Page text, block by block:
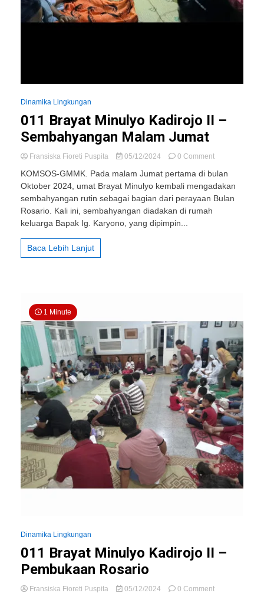
Dinamika Lingkungan
011 Brayat Minulyo Kadirojo II –
Sembahyangan Malam Jumat
Fransiska Fioreti Puspita 05/12/2024 0 Commenton
Brayat
Minulyo
Kadirojo
KOMSOS-GMMK. Pada malam Jumat pertama di bulan
Oktober 2024, umat Brayat Minulyo kembali mengadakan
sembahyangan rutin sebagai bagian dari perayaan Bulan
Rosario. Kali ini, sembahyangan diadakan di rumah
keluarga Bapak Ig. Karyono, yang dipimpin...
Baca Lebih Lanjut
1 Minute
Dinamika Lingkungan
011 Brayat Minulyo Kadirojo II –
Pembukaan Rosario
Fransiska Fioreti Puspita 05/12/2024 0 Commenton